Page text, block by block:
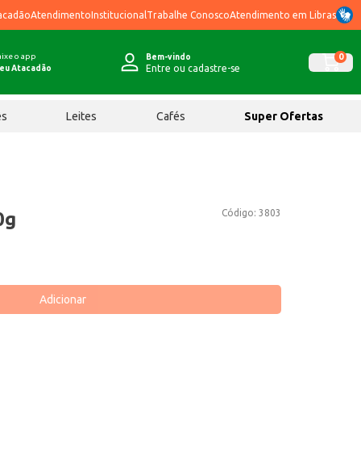
AtendimentoInstitucional Trabalhe ConoscoAtendimento em Libras
o app
Atacadão
Bem-vindo
Entre ou cadastre-se
0
Leites Cafés Super Ofertas
Código: 3803
Adicionar